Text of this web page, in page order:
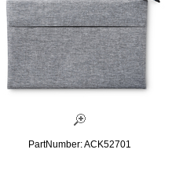
PartNumber: ACK52701